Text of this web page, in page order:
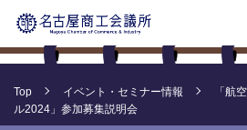
Top イベント・セミナー情報
「航
ル2024」参加募集説明会